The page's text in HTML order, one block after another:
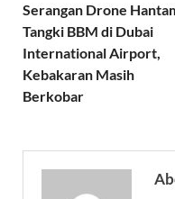
Serangan Drone
Tangki BBM di Dubai
International Airport,
Kebakaran Masih
Berkobar